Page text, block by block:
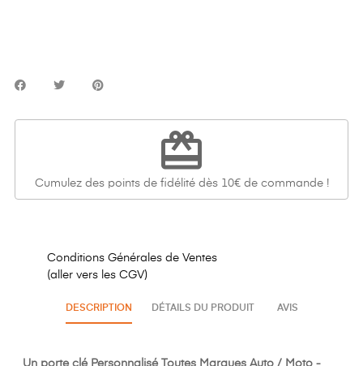
redeem
Cumulez des points de fidélité dès 10€ de commande !
Conditions Générales de Ventes
(aller vers les CGV)
DESCRIPTION DÉTAILS DU PRODUIT AVIS